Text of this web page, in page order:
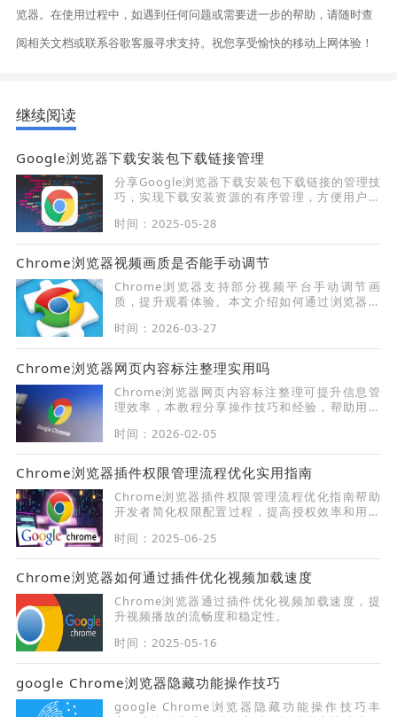
览器。在使用过程中，如遇到任何问题或需要进一步的帮助，请随时查
阅相关文档或联系谷歌客服寻求支持。祝您享受愉快的移动上网体验！
继续阅读
Google浏览器下载安装包下载链接管理
分享Google浏览器下载安装包下载链接的管理技
巧，实现下载安装资源的有序管理，方便用户快
时间：2025-05-28
Chrome浏览器视频画质是否能手动调节
Chrome浏览器支持部分视频平台手动调节画
质，提升观看体验。本文介绍如何通过浏览器或
视频播放。
时间：2026-03-27
Chrome浏览器网页内容标注整理实用吗
Chrome浏览器网页内容标注整理可提升信息管
理效率，本教程分享操作技巧和经验，帮助用户
时间：2026-02-05
Chrome浏览器插件权限管理流程优化实用指南
Chrome浏览器插件权限管理流程优化指南帮助
开发者简化权限配置过程，提高授权效率和用户
时间：2025-06-25
Chrome浏览器如何通过插件优化视频加载速度
Chrome浏览器通过插件优化视频加载速度，提
升视频播放的流畅度和稳定性。
时间：2025-05-16
google Chrome浏览器隐藏功能操作技巧
google Chrome浏览器隐藏功能操作技巧丰